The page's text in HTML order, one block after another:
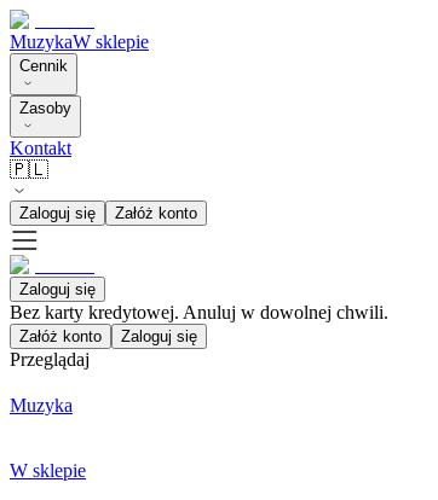
MuzykaW sklepie
Cennik
Zasoby
Kontakt
🇵🇱
Zaloguj się Załóż konto
Zaloguj się
Bez karty kredytowej. Anuluj w dowolnej chwili.
Załóż konto Zaloguj się
Przeglądaj
Muzyka
W sklepie